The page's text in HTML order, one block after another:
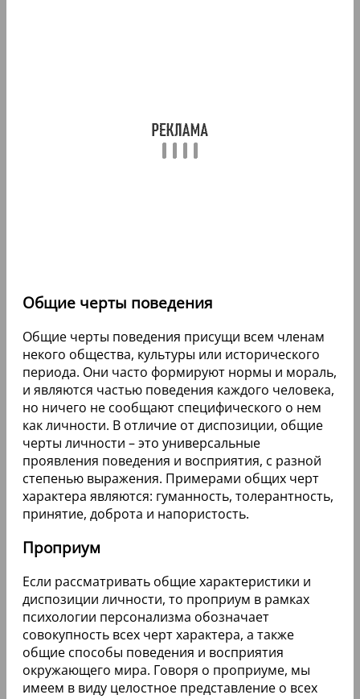
Общие черты поведения
Общие черты поведения присущи всем членам
некого общества, культуры или исторического
периода. Они часто формируют нормы и мораль,
и являются частью поведения каждого человека,
но ничего не сообщают специфического о нем
как личности. В отличие от диспозиции, общие
черты личности – это универсальные
проявления поведения и восприятия, с разной
степенью выражения. Примерами общих черт
характера являются: гуманность, толерантность,
принятие, доброта и напористость.
Проприум
Если рассматривать общие характеристики и
диспозиции личности, то проприум в рамках
психологии персонализма обозначает
совокупность всех черт характера, а также
общие способы поведения и восприятия
окружающего мира. Говоря о проприуме, мы
имеем в виду целостное представление о всех